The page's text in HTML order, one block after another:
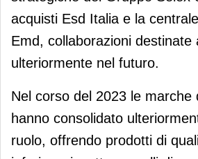
acquisti Esd Italia e la
Emd, collaborazioni destinate
ulteriormente nel futuro.
Nel corso del 2023 le marche
hanno consolidato
ruolo, offrendo prodotti di